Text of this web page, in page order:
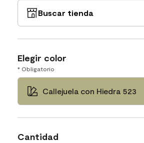
Buscar tienda
Elegir color
* Obligatorio
Callejuela con Hiedra 523
Cantidad